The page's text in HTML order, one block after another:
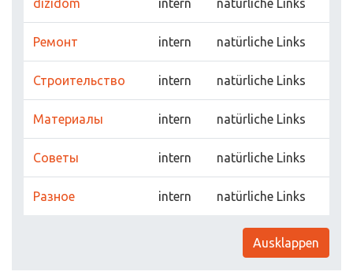
dizidom intern natürliche Links
Ремонт intern natürliche Links
Строительство intern natürliche Links
Материалы intern natürliche Links
Советы intern natürliche Links
Разное intern natürliche Links
Ausklappen